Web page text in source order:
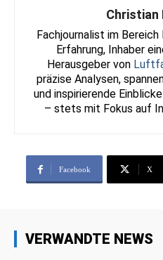
Christian
Fachjournalist im
Erfahrung, Inhaber
Herausgeber von
präzise Analysen,
und inspirierende
– stets mit Fokus auf
Facebook X
VERWANDTE NEWS